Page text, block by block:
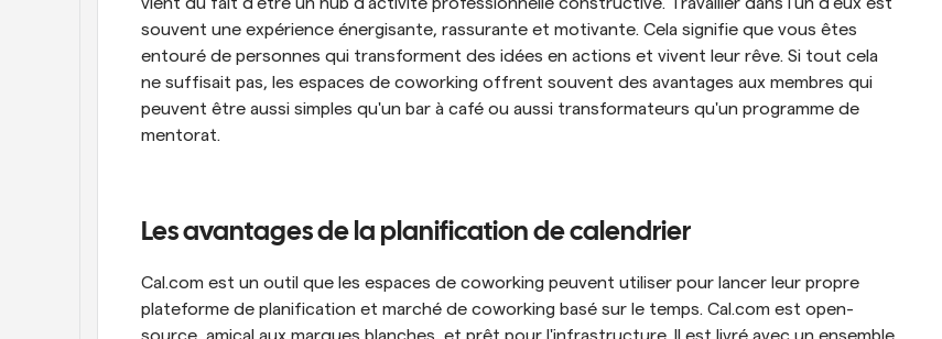
souvent une expérience énergisante, rassurante et motivante. Cela signifie que vous êtes
entouré de personnes qui transforment des idées en actions et vivent leur rêve. Si tout cela
ne suffisait pas, les espaces de coworking offrent souvent des avantages aux membres qui
peuvent être aussi simples qu'un bar à café ou aussi transformateurs qu'un programme de
mentorat.
Les avantages de la planification de calendrier
Cal.com est un outil que les espaces de coworking peuvent utiliser pour lancer leur propre
plateforme de planification et marché de coworking basé sur le temps. Cal.com est open-